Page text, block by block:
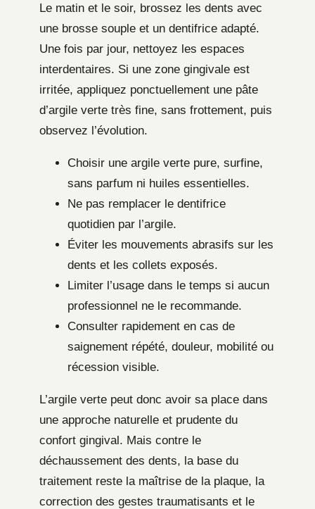
Le matin et le soir, brossez les dents avec
une brosse souple et un dentifrice adapté.
Une fois par jour, nettoyez les espaces
interdentaires. Si une zone gingivale est
irritée, appliquez ponctuellement une pâte
d’argile verte très fine, sans frottement, puis
observez l’évolution.
Choisir une argile verte pure, surfine,
sans parfum ni huiles essentielles.
Ne pas remplacer le dentifrice
quotidien par l’argile.
Éviter les mouvements abrasifs sur les
dents et les collets exposés.
Limiter l’usage dans le temps si aucun
professionnel ne le recommande.
Consulter rapidement en cas de
saignement répété, douleur, mobilité ou
récession visible.
L’argile verte peut donc avoir sa place dans
une approche naturelle et prudente du
confort gingival. Mais contre le
déchaussement des dents, la base du
traitement reste la maîtrise de la plaque, la
correction des gestes traumatisants et le